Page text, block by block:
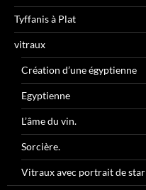
Tyffanis à Plat
vitraux
Création d’une égyptienne
Egyptienne
L’âme du vin.
Sorcière.
Vitraux avec portrait de star